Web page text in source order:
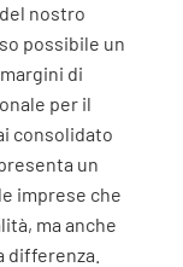
nostro
possibile un
di
per il
consolidato
un
imprese che
ma anche
differenza.